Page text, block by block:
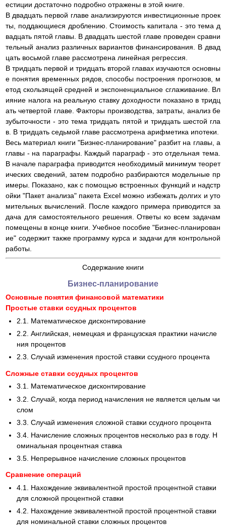
естиции достаточно подробно отражены в этой книге.
В двадцать первой главе анализируются инвестиционные проек
ты, поддающиеся дроблению. Стоимость капитала - это тема д
вадцать пятой главы. В двадцать шестой главе проведен сравни
тельный анализ различных вариантов финансирования. В двад
цать восьмой главе рассмотрена линейная регрессия.
В тридцать первой и тридцать второй главах изучаются основны
е понятия временных рядов, способы построения прогнозов, м
етод скользящей средней и экспоненциальное сглаживание. Вл
ияние налога на реальную ставку доходности показано в тридц
ать четвертой главе. Факторы производства, затраты, анализ бе
зубыточности - это тема тридцать пятой и тридцать шестой гла
в. В тридцать седьмой главе рассмотрена арифметика ипотеки.
Весь материал книги "Бизнес-планирование" разбит на главы, а
главы - на параграфы. Каждый параграф - это отдельная тема.
В начале параграфа приводится необходимый минимум теорет
ических сведений, затем подробно разбираются модельные пр
имеры. Показано, как с помощью встроенных функций и надстр
ойки "Пакет анализа" пакета Excel можно избежать долгих и уто
мительных вычислений. После каждого примера приводится за
дача для самостоятельного решения. Ответы ко всем задачам
помещены в конце книги. Учебное пособие "Бизнес-планирован
ие" содержит также программу курса и задачи для контрольной
работы.
Содержание книги
Бизнес-планирование
Основные понятия финансовой математики
Простые ставки ссудных процентов
2.1. Математическое дисконтирование
2.2. Английская, немецкая и французская практики начисле
ния процентов
2.3. Случай изменения простой ставки ссудного процента
Сложные ставки ссудных процентов
3.1. Математическое дисконтирование
3.2. Случай, когда период начисления не является целым чи
слом
3.3. Случай изменения сложной ставки ссудного процента
3.4. Начисление сложных процентов несколько раз в году. Н
оминальная процентная ставка
3.5. Непрерывное начисление сложных процентов
Сравнение операций
4.1. Нахождение эквивалентной простой процентной ставки
для сложной процентной ставки
4.2. Нахождение эквивалентной простой процентной ставки
для номинальной ставки сложных процентов